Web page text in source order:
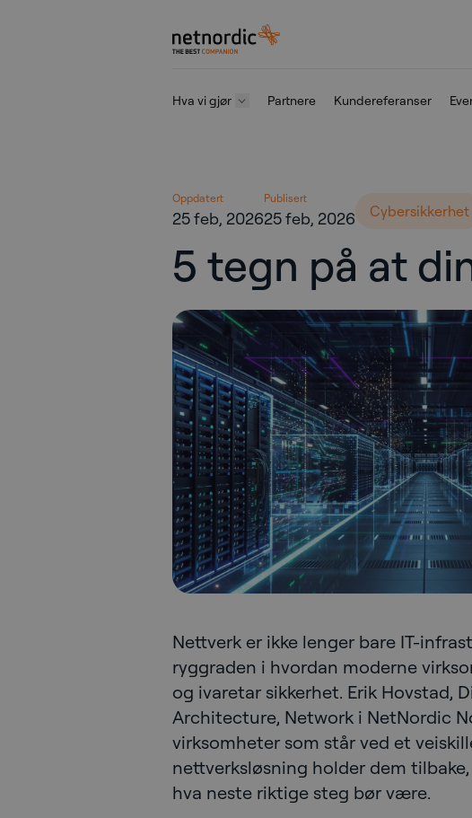
Gå til innhold
NetNordic Norway
Hva vi gjør Partnere Kundereferanser
Oppdatert
25 feb, 2026
Publisert
25 feb, 2026 Cybersikkerhet
5 tegn på at
Nettverk er ikke lenger bare IT-
ryggraden i hvordan moderne
og ivaretar sikkerhet. Erik Hovstad,
Architecture, Network i NetNordic
virksomheter som står ved et
nettverksløsning holder dem
hva neste riktige steg bør være.